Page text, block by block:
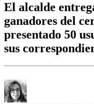
El alcalde
ganadores del
presentado 50
sus